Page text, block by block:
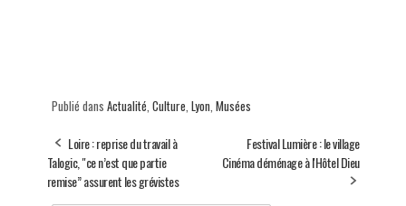
Publié dans Actualité Culture Lyon Musées
Loire : reprise du travail à
Talogic, "ce n’est que partie
remise’’ assurent les grévistes
Festival Lumière : le village
Cinéma déménage à l'Hôtel Dieu